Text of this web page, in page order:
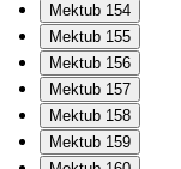
Mektub 154
Mektub 155
Mektub 156
Mektub 157
Mektub 158
Mektub 159